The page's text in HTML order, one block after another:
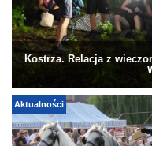
Kostrza. Relacja z
Aktualności